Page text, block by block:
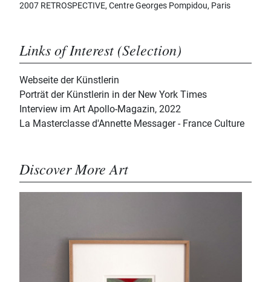
2007 RETROSPECTIVE, Centre Georges Pompidou, Paris
Links of Interest (Selection)
Webseite der Künstlerin
Porträt der Künstlerin in der New York Times
Interview im Art Apollo-Magazin, 2022
La Masterclasse d'Annette Messager - France Culture
Discover More Art